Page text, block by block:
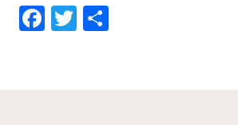
Facebook
Twitter